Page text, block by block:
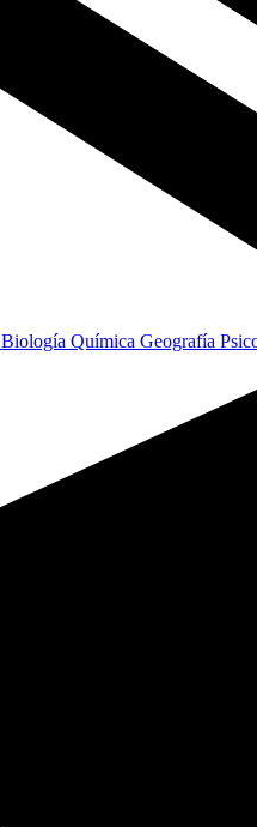
Biología Química Geografía